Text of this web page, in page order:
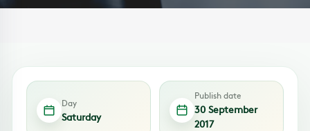
Day
Saturday
Publish date
30 September
2017